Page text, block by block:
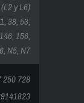
y L6)
38, 53,
156,
N5, N7
250 728